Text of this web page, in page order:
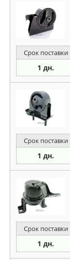
Срок поставки
1 дн.
Срок поставки
1 дн.
Срок поставки
1 дн.